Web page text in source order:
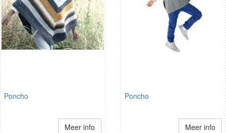
Poncho
Meer info
Poncho
Meer info